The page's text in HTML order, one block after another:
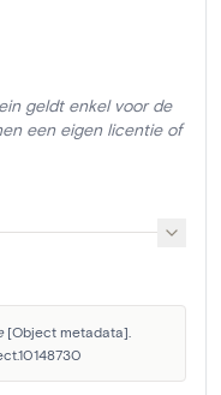
geldt enkel voor de
een eigen licentie of
[Object metadata].